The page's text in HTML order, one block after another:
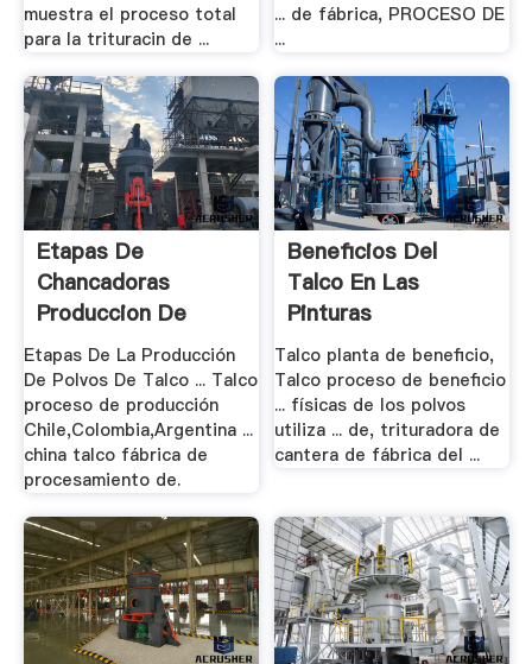
muestra el proceso total
para la trituracin de ...
... de fábrica, PROCESO DE
...
Etapas De
Chancadoras
Produccion De
Talco En .
Etapas De La Producción
De Polvos De Talco ... Talco
proceso de producción
Chile,Colombia,Argentina ...
china talco fábrica de
procesamiento de.
Beneficios Del
Talco En Las
Pinturas
Talco planta de beneficio,
Talco proceso de beneficio
... físicas de los polvos
utiliza ... de, trituradora de
cantera de fábrica del ...